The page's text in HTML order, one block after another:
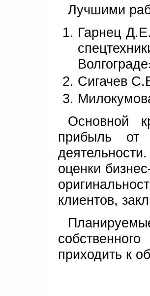
Лучшими
Гарнец
Сигачев
Основной
прибыль от
оценки
клиентов,
приходить к